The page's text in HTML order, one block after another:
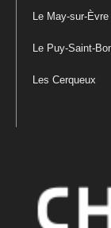
Le May-sur-Èvre
Le Puy-Saint-
Les Cerqueux